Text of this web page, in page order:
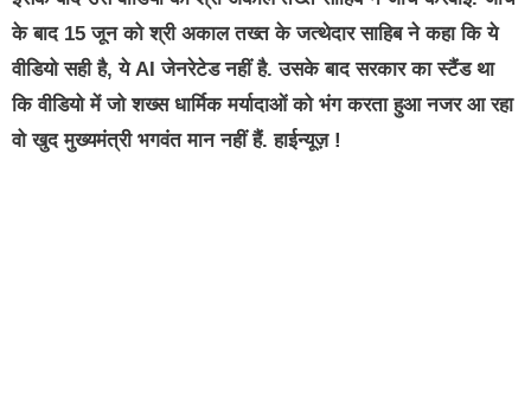
के बाद 15 जून को श्री अकाल तख्त के जत्थेदार साहिब ने कहा कि ये
वीडियो सही है, ये AI जेनरेटेड नहीं है. उसके बाद सरकार का स्टैंड था
कि वीडियो में जो शख्स धार्मिक मर्यादाओं को भंग करता हुआ नजर आ रहा
वो खुद मुख्यमंत्री भगवंत मान नहीं हैं. हाईन्यूज़ !